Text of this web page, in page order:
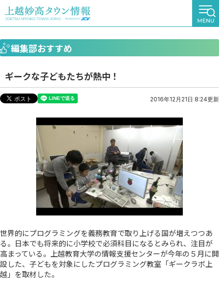
編集部おすすめ
ギークな子どもたちが熱中！
2016年12月21日 8:24更新
世界的にプログラミングを義務教育で取り上げる国が増えつつあ
る。日本でも将来的に小学校で必須科目になるとみられ、注目が
高まっている。上越教育大学の情報支援センターが今年の５月に開
設した、子どもを対象にしたプログラミング教室「ギークラボ上
越」を取材した。